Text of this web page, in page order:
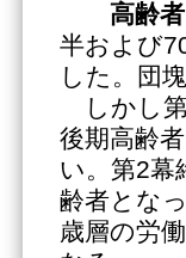
高齢者
半および
した。団
しかし第
後期高齢
い。第2幕
齢者とな
歳層の労